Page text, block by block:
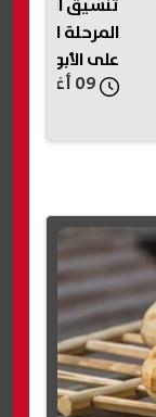
المرحلة الأولى
على الأبواب